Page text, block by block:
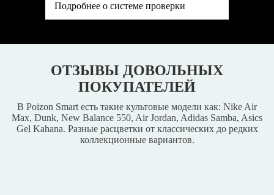
Подробнее о системе проверки
ОТЗЫВЫ ДОВОЛЬНЫХ
ПОКУПАТЕЛЕЙ
В Poizon Smart есть такие культовые модели как: Nike Air
Max, Dunk, New Balance 550, Air Jordan, Adidas Samba, Asics
Gel Kahana. Разные расцветки от классических до редких
коллекционные вариантов.